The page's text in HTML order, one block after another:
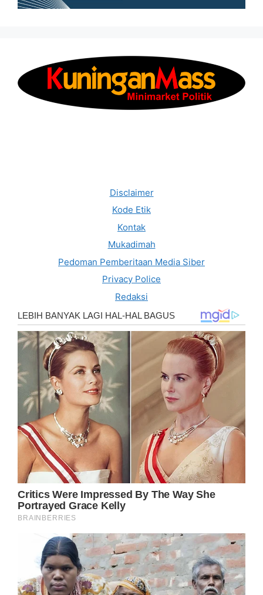
Disclaimer
Kode Etik
Kontak
Mukadimah
Pedoman Pemberitaan Media Siber
Privacy Police
Redaksi